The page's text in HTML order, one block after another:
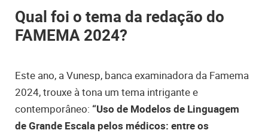
Qual foi o tema da redação do
FAMEMA 2024?
Este ano, a Vunesp, banca examinadora da Famema
2024, trouxe à tona um tema intrigante e
contemporâneo: “Uso de Modelos de Linguagem
de Grande Escala pelos médicos: entre os